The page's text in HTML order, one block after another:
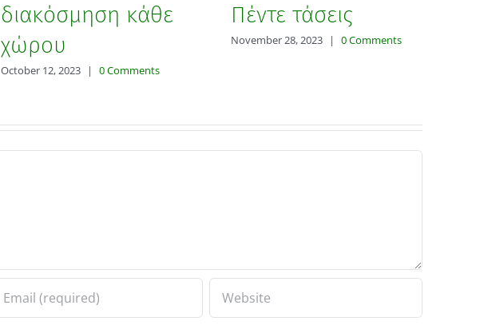
διακόσμηση κάθε
χώρου
October 12, 2023 | 0 Comments
Πέντε τάσεις
November 28, 2023 | 0 Comments